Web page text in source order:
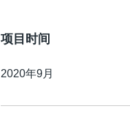
项目时间
2020年9月